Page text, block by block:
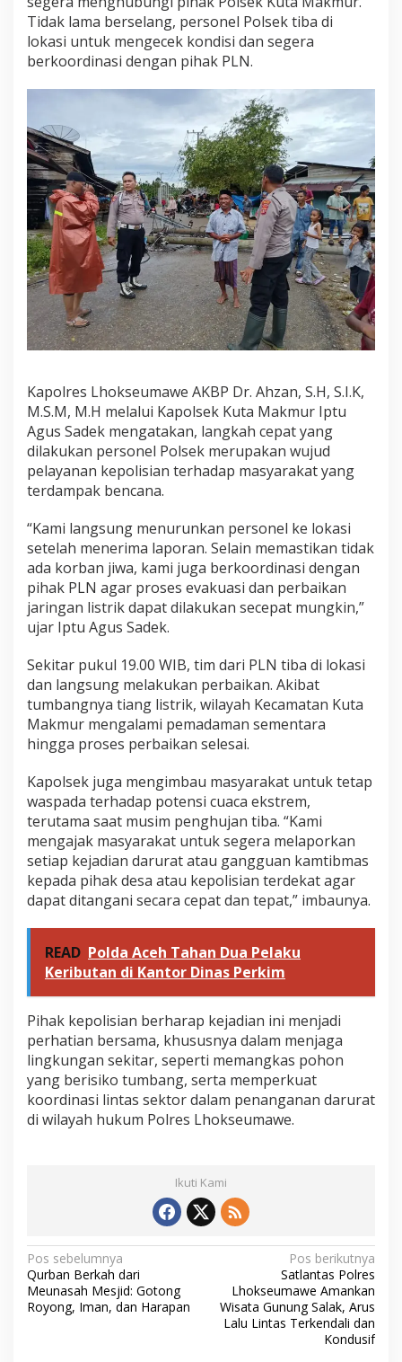
W
a
s
p
d
a
C
u
c
a
E
k
s
t
r
e
m
Tidak lama berselang, personel Polsek tiba di
lokasi untuk mengecek kondisi dan segera
berkoordinasi dengan pihak PLN.
Kapolres Lhokseumawe AKBP Dr. Ahzan, S.H, S.I.K,
M.S.M, M.H melalui Kapolsek Kuta Makmur Iptu
Agus Sadek mengatakan, langkah cepat yang
dilakukan personel Polsek merupakan wujud
pelayanan kepolisian terhadap masyarakat yang
terdampak bencana.
“Kami langsung menurunkan personel ke lokasi
setelah menerima laporan. Selain memastikan tidak
ada korban jiwa, kami juga berkoordinasi dengan
pihak PLN agar proses evakuasi dan perbaikan
jaringan listrik dapat dilakukan secepat mungkin,”
ujar Iptu Agus Sadek.
Sekitar pukul 19.00 WIB, tim dari PLN tiba di lokasi
dan langsung melakukan perbaikan. Akibat
tumbangnya tiang listrik, wilayah Kecamatan Kuta
Makmur mengalami pemadaman sementara
hingga proses perbaikan selesai.
Kapolsek juga mengimbau masyarakat untuk tetap
waspada terhadap potensi cuaca ekstrem,
terutama saat musim penghujan tiba. “Kami
mengajak masyarakat untuk segera melaporkan
setiap kejadian darurat atau gangguan kamtibmas
kepada pihak desa atau kepolisian terdekat agar
dapat ditangani secara cepat dan tepat,” imbaunya.
READ Polda Aceh Tahan Dua Pelaku
Keributan di Kantor Dinas Perkim
Pihak kepolisian berharap kejadian ini menjadi
perhatian bersama, khususnya dalam menjaga
lingkungan sekitar, seperti memangkas pohon
yang berisiko tumbang, serta memperkuat
koordinasi lintas sektor dalam penanganan darurat
di wilayah hukum Polres Lhokseumawe.
Ikuti Kami
N
a
v
Pos sebelumnya
Qurban Berkah dari
Meunasah Mesjid: Gotong
Royong, Iman, dan Harapan
Pos berikutnya
Satlantas Polres
Lhokseumawe Amankan
Wisata Gunung Salak, Arus
Lalu Lintas Terkendali dan
Kondusif